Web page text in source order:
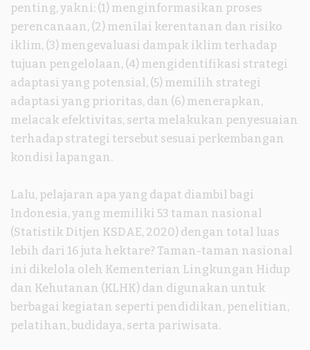
penting, yakni: (1) menginformasikan proses
perencanaan, (2) menilai kerentanan dan risiko
iklim, (3) mengevaluasi dampak iklim terhadap
tujuan pengelolaan, (4) mengidentifikasi strategi
adaptasi yang potensial, (5) memilih strategi
adaptasi yang prioritas, dan (6) menerapkan,
melacak efektivitas, serta melakukan penyesuaian
terhadap strategi tersebut sesuai perkembangan
kondisi lapangan.
Lalu, pelajaran apa yang dapat diambil bagi
Indonesia, yang memiliki 53 taman nasional
(Statistik Ditjen KSDAE, 2020) dengan total luas
lebih dari 16 juta hektare? Taman-taman nasional
ini dikelola oleh Kementerian Lingkungan Hidup
dan Kehutanan (KLHK) dan digunakan untuk
berbagai kegiatan seperti pendidikan, penelitian,
pelatihan, budidaya, serta pariwisata.